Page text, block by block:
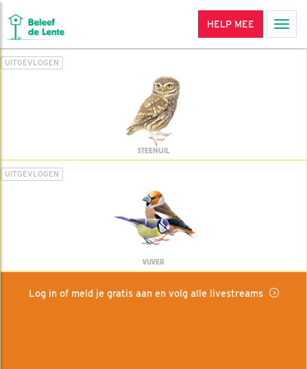
HELP MEE
UITGEVLOGEN
STEENUIL
UITGEVLOGEN
VIJVER
Log in of meld je gratis aan en volg alle livestreams